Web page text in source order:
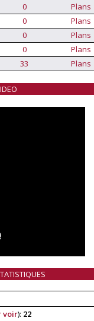
0
Plans
0
Plans
0
Plans
0
Plans
33 Plans
voir): 22